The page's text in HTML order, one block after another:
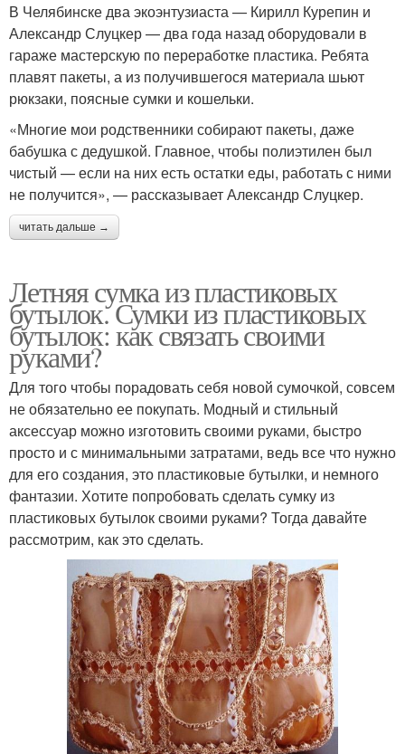
В Челябинске два экоэнтузиаста — Кирилл Курепин и
Александр Слуцкер — два года назад оборудовали в
гараже мастерскую по переработке пластика. Ребята
плавят пакеты, а из получившегося материала шьют
рюкзаки, поясные сумки и кошельки.
«Многие мои родственники собирают пакеты, даже
бабушка с дедушкой. Главное, чтобы полиэтилен был
чистый — если на них есть остатки еды, работать с ними
не получится», — рассказывает Александр Слуцкер.
читать дальше →
Летняя сумка из пластиковых
бутылок. Сумки из пластиковых
бутылок: как связать своими
руками?
Для того чтобы порадовать себя новой сумочкой, совсем
не обязательно ее покупать. Модный и стильный
аксессуар можно изготовить своими руками, быстро
просто и с минимальными затратами, ведь все что нужно
для его создания, это пластиковые бутылки, и немного
фантазии. Хотите попробовать сделать сумку из
пластиковых бутылок своими руками? Тогда давайте
рассмотрим, как это сделать.